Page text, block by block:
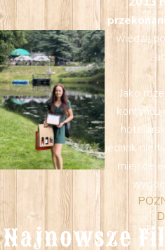
wiedzą
Jako
jednak nie
miejsce
Najnowsze